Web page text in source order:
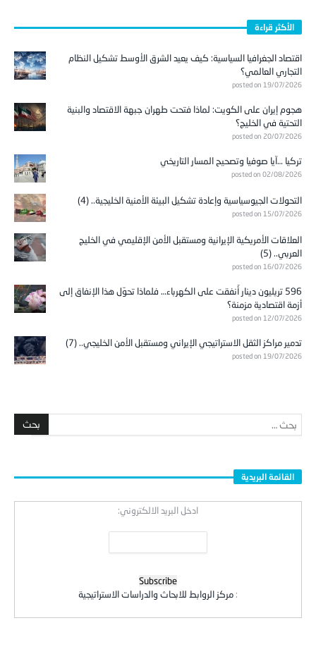
الأكثر قراءة
اقتصاد الجغرافيا السياسية: كيف يعيد الشرق الأوسط تشكيل النظام
التجاري العالمي؟
posted on 19/07/2026
هجوم إيران على الكويت: لماذا فتحت طهران جبهة الاقتصاد والبنية
التحتية في الخليج؟
posted on 20/07/2026
تركيا …آيا صوفيا وتصحيح المسار التاريخي
posted on 02/08/2026
التحولات الجيوسياسية وإعادة تشكيل البيئة الأمنية الخليجية.. (4)
posted on 15/07/2026
العلاقات الأمريكية الإيرانية ومستقبل الأمن الإقليمي في الخليج
العربي.. (5)
posted on 16/07/2026
596 تريليون دينار أُنفقت على الكهرباء… فلماذا تحوّل هذا الإنفاق إلى
أزمة اقتصادية مزمنة؟
posted on 12/07/2026
تدمير مراكز الثقل الاستراتيجي الإيراني ومستقبل الأمن الخليجي.. (7)
posted on 19/07/2026
القائمة البريدية
ادخل البريد الالكتروني:
: مركز الروابط للابحاث والدراسات الاستراتيجية